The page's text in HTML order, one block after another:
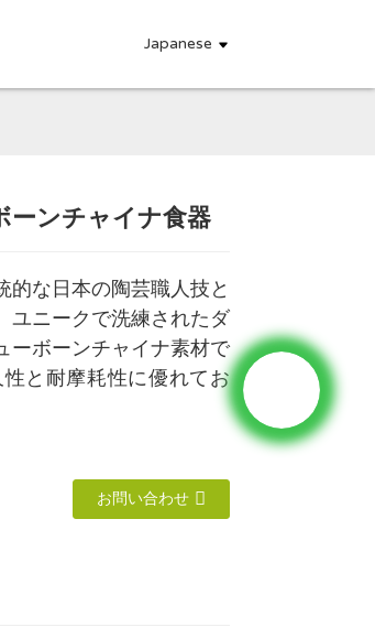
Japanese
ーンチャイナ食器
的な日本の陶芸職人技と
ユニークで洗練されたダ
ーボーンチャイナ素材で
と耐摩耗性に優れてお
お問い合わせ